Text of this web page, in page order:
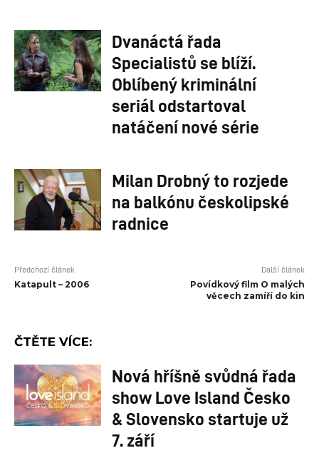
Dvanáctá řada
Specialistů se blíží.
Oblíbený kriminální
seriál odstartoval
natáčení nové série
Milan Drobný to rozjede
na balkónu českolipské
radnice
Předchozí článek
Katapult – 2006
Další článek
Povídkový film O malých
věcech zamíří do kin
ČTĚTE VÍCE:
Nová hříšně svůdná řada
show Love Island Česko
& Slovensko startuje už
7. září